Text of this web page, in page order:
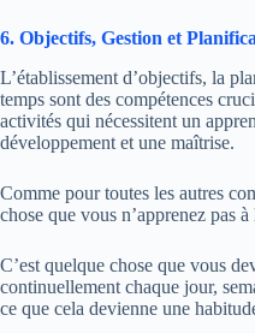
6. Objectifs, Gestion et
L’établissement d’objectifs, la
temps sont des compétences
activités qui nécessitent un
développement et une maîtrise.
Comme pour toutes les autres
chose que vous n’apprenez pas à
C’est quelque chose que vous
continuellement chaque jour,
ce que cela devienne une